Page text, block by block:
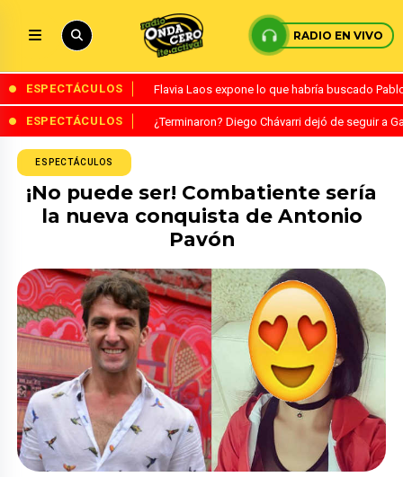
RADIO EN VIVO
ESPECTÁCULOS Flavia Laos expone lo que habría buscado
ESPECTÁCULOS ¿Terminaron? Diego Chávarri dejó de seguir a
ESPECTÁCULOS
¡No puede ser! Combatiente sería
la nueva conquista de Antonio
Pavón